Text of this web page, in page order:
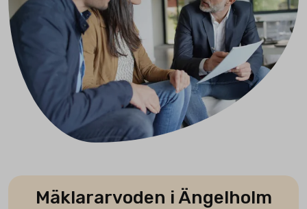
Mäklararvoden i Ängelholm